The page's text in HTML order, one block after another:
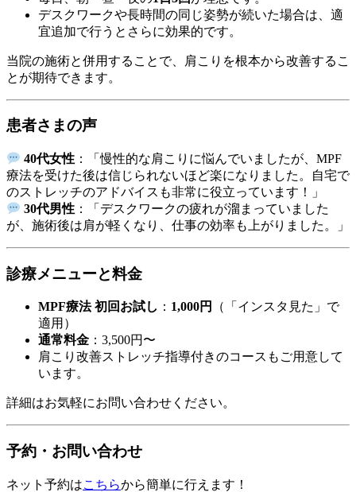
デスクワークや長時間の同じ姿勢が続いた場合は、適
宜追加で行うとさらに効果的です。
当院の施術と併用することで、肩こりを根本から改善するこ
とが期待できます。
患者さまの声
40代女性 ：「慢性的な肩こりに悩んでいましたが、MPF
療法を受けた後は信じられないほど楽になりました。自宅で
のストレッチのアドバイスも非常に役立っています！」
30代男性 ：「デスクワークの疲れが溜まっていました
が、施術後は肩が軽くなり、仕事の効率も上がりました。」
診療メニューと料金
MPF療法 初回お試し ： 1,000円
（「インスタ見た」で
適用）
通常料金 ：3,500円〜
肩こり改善ストレッチ指導付きのコースもご用意して
います。
詳細はお気軽にお問い合わせください。
予約・お問い合わせ
ネット予約はこちらから簡単に行えます！